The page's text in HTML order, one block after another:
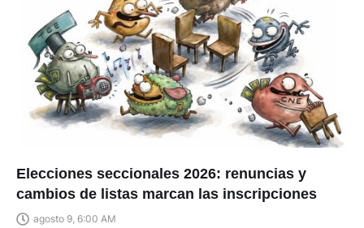
Elecciones seccionales 2026: renuncias y
cambios de listas marcan las inscripciones
agosto 9, 6:00 AM